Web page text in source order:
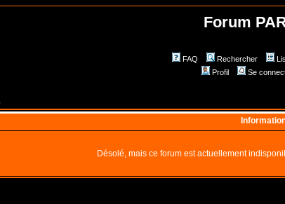
Forum
FAQ Rechercher
Profil
Se
Désolé, mais ce forum est actuellement